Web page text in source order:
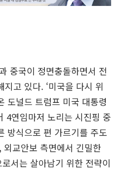
중국이 정면충돌하면서 전
고 있다. ‘미국을 다시 위
도널드 트럼프 미국 대통령
4연임마저 노리는 시진핑 중
방식으로 편 가르기를 주도
교안보 측면에서 긴밀한
서는 살아남기 위한 전략이